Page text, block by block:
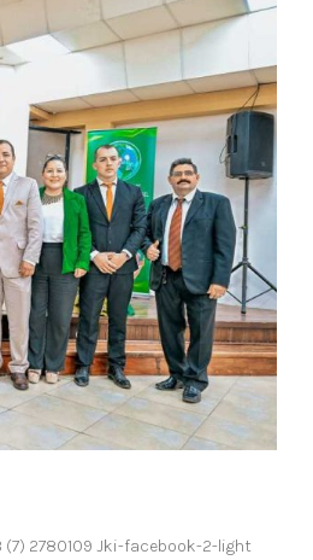
(7) 2780109 Jki-facebook-2-light